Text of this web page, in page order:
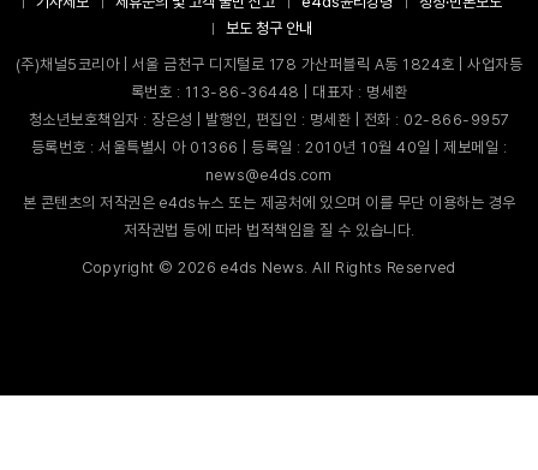
보도 청구 안내
(주)채널5코리아 | 서울 금천구 디지털로 178 가산퍼블릭 A동 1824호 | 사업자등
록번호 : 113-86-36448 | 대표자 : 명세환
청소년보호책임자 : 장은성 | 발행인, 편집인 : 명세환 | 전화 : 02-866-9957
등록번호 : 서울특별시 아 01366 | 등록일 : 2010년 10월 40일 | 제보메일 :
news@e4ds.com
본 콘텐츠의 저작권은 e4ds뉴스 또는 제공처에 있으며 이를 무단 이용하는 경우
저작권법 등에 따라 법적책임을 질 수 있습니다.
Copyright ©2026 e4ds News. All Rights Reserved